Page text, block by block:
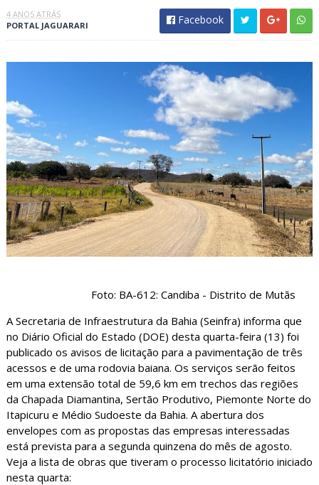
4 ANOS ATRÁS
PORTAL JAGUARARI
Facebook
Foto: BA-612: Candiba - Distrito de Mutãs
A Secretaria de Infraestrutura da Bahia (Seinfra) informa que
no Diário Oficial do Estado (DOE) desta quarta-feira (13) foi
publicado os avisos de licitação para a pavimentação de três
acessos e de uma rodovia baiana. Os serviços serão feitos
em uma extensão total de 59,6 km em trechos das regiões
da Chapada Diamantina, Sertão Produtivo, Piemonte Norte do
Itapicuru e Médio Sudoeste da Bahia. A abertura dos
envelopes com as propostas das empresas interessadas
está prevista para a segunda quinzena do mês de agosto.
Veja a lista de obras que tiveram o processo licitatório iniciado
nesta quarta: